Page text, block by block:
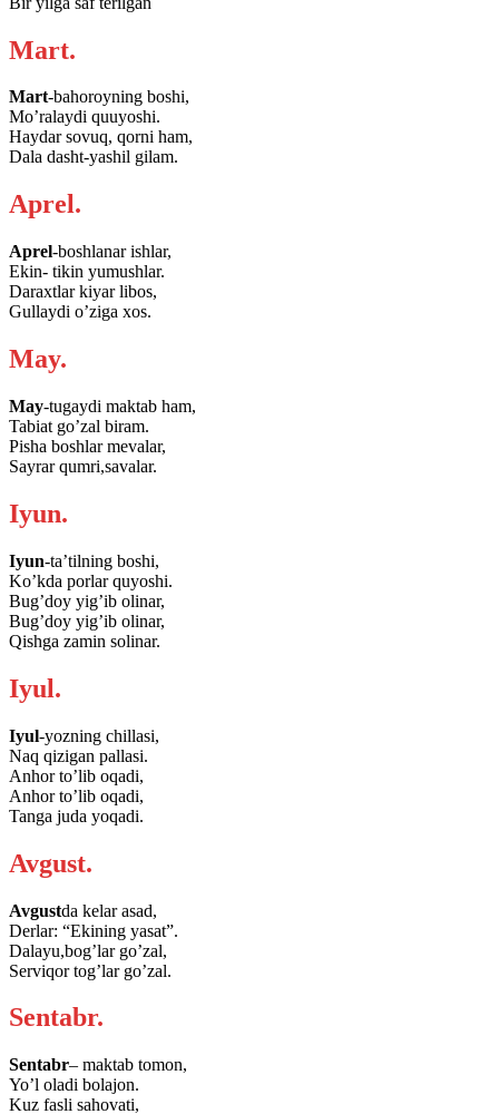
Mart.
Mart-bahoroyning boshi,
Mo’ralaydi quuyoshi.
Haydar sovuq, qorni ham,
Dala dasht-yashil gilam.
Aprel.
Aprel-boshlanar ishlar,
Ekin- tikin yumushlar.
Daraxtlar kiyar libos,
Gullaydi o’ziga xos.
May.
May-tugaydi maktab ham,
Tabiat go’zal biram.
Pisha boshlar mevalar,
Sayrar qumri,savalar.
Iyun.
Iyun-ta’tilning boshi,
Ko’kda porlar quyoshi.
Bug’doy yig’ib olinar,
Bug’doy yig’ib olinar,
Qishga zamin solinar.
Iyul.
Iyul-yozning chillasi,
Naq qizigan pallasi.
Anhor to’lib oqadi,
Anhor to’lib oqadi,
Tanga juda yoqadi.
Avgust.
Avgustda kelar asad,
Derlar: “Ekining yasat”.
Dalayu,bog’lar go’zal,
Serviqor tog’lar go’zal.
Sentabr.
Sentabr– maktab tomon,
Yo’l oladi bolajon.
Kuz fasli sahovati,